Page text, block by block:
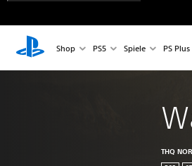
Shop PS5 Spiele PS Plus
THQ